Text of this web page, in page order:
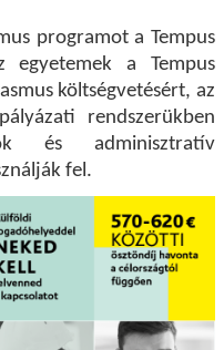
programot a Tempus
egyetemek a Tempus
költségvetésért, az
rendszerükben
és adminisztratív
fel.